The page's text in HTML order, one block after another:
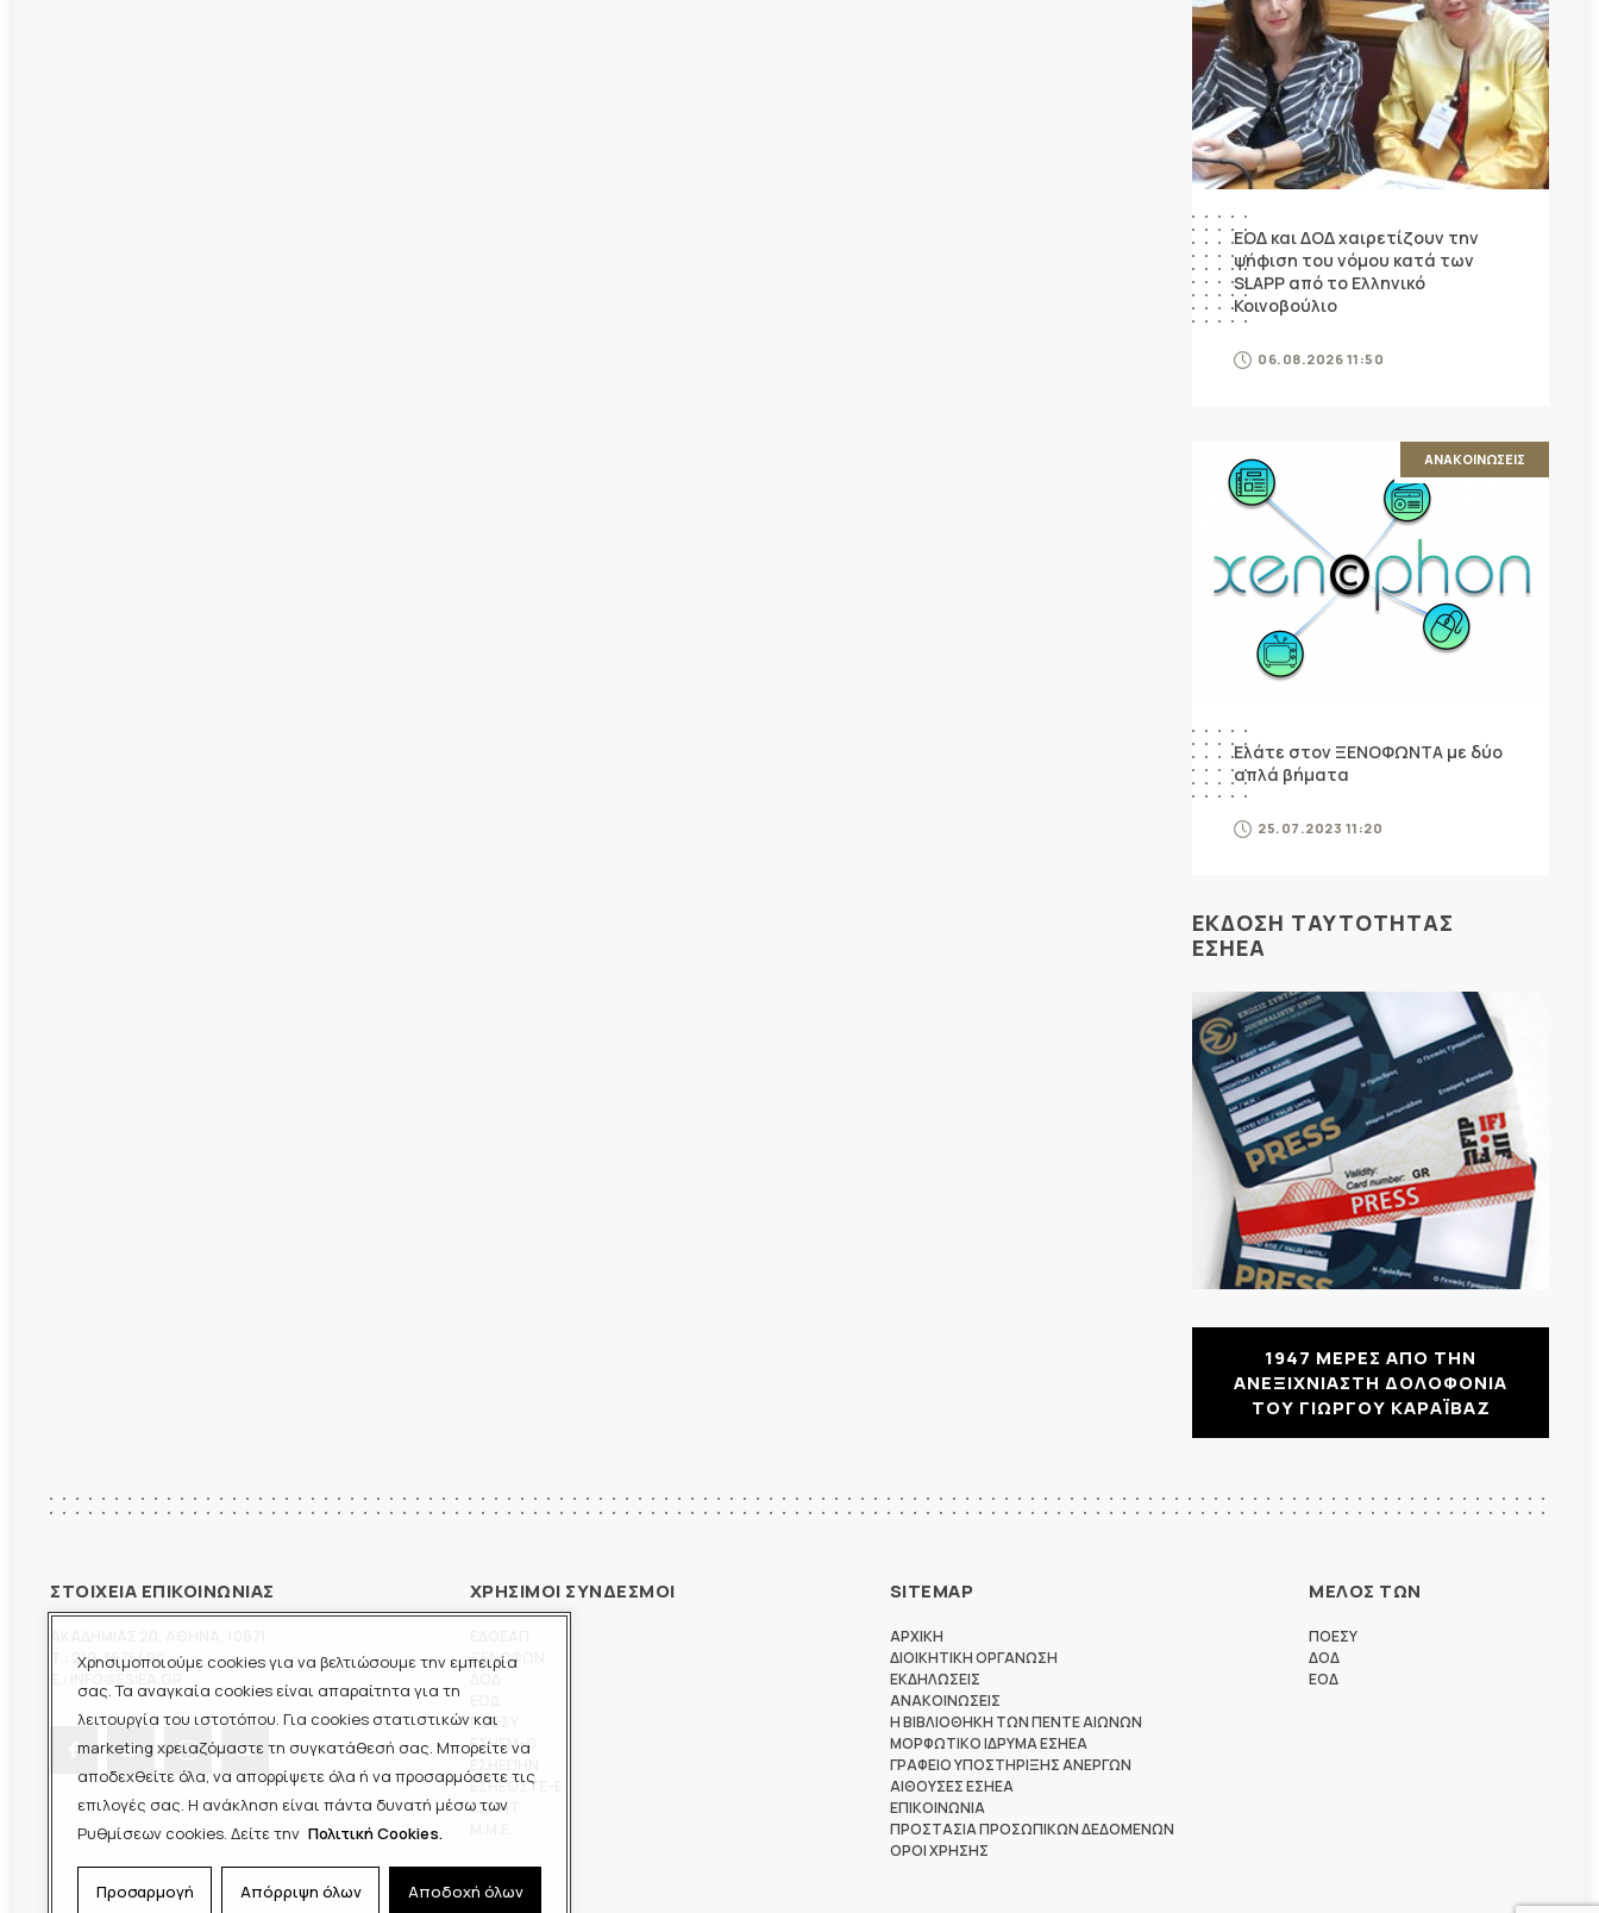
Χρησιμοποιούμε cookies για να βελτιώσουμε την εμπειρία
σας. Τα αναγκαία cookies είναι απαραίτητα για τη
λειτουργία του ιστοτόπου. Για cookies στατιστικών και
marketing χρειαζόμαστε τη συγκατάθεσή σας. Μπορείτε να
αποδεχθείτε όλα, να απορρίψετε όλα ή να προσαρμόσετε τις
επιλογές σας. Η ανάκληση είναι πάντα δυνατή μέσω των
Ρυθμίσεων cookies. Δείτε την Πολιτική Cookies.
Προσαρμογή Απόρριψη όλων Αποδοχή όλων
ΕΟΔ και ΔΟΔ χαιρετίζουν την
ψήφιση του νόμου κατά των
SLAPP από το Ελληνικό
Κοινοβούλιο
06.08.2026 11:50
ΑΝΑΚΟΙΝΩΣΕΙΣ
Ελάτε στον ΞΕΝΟΦΩΝΤΑ με δύο
απλά βήματα
25.07.2023 11:20
ΕΚΔΟΣΗ ΤΑΥΤΟΤΗΤΑΣ
ΕΣΗΕΑ
1947 ΜΕΡΕΣ ΑΠΟ ΤΗΝ
ΑΝΕΞΙΧΝΙΑΣΤΗ ΔΟΛΟΦΟΝΙΑ
ΤΟΥ ΓΙΩΡΓΟΥ ΚΑΡΑΪΒΑΖ
ΣΤΟΙΧΕΙΑ ΕΠΙΚΟΙΝΩΝΙΑΣ
210-3675400
ΧΡΗΣΙΜΟΙ ΣΥΝΔΕΣΜΟΙ
ΞΕΝΟΦΩΝ
ΠΟΕΣΥ
ΕΣΗΕΜ-Θ
ΕΣΗΕΘΣΤΕ-Ε
ΕΣΠΗΤ
SITEMAP
ΑΡΧΙΚΗ
ΔΙΟΙΚΗΤΙΚΗ ΟΡΓΑΝΩΣΗ
ΕΚΔΗΛΩΣΕΙΣ
ΑΝΑΚΟΙΝΩΣΕΙΣ
Η ΒΙΒΛΙΟΘΗΚΗ ΤΩΝ ΠΕΝΤΕ ΑΙΩΝΩΝ
ΜΟΡΦΩΤΙΚΟ ΙΔΡΥΜΑ ΕΣΗΕΑ
ΓΡΑΦΕΙΟ ΥΠΟΣΤΗΡΙΞΗΣ ΑΝΕΡΓΩΝ
ΑΙΘΟΥΣΕΣ ΕΣΗΕΑ
ΕΠΙΚΟΙΝΩΝΙΑ
ΠΡΟΣΤΑΣΙΑ ΠΡΟΣΩΠΙΚΩΝ ΔΕΔΟΜΕΝΩΝ
ΟΡΟΙ ΧΡΗΣΗΣ
ΜΕΛΟΣ ΤΩΝ
ΠΟΕΣΥ
ΔΟΔ
ΕΟΔ